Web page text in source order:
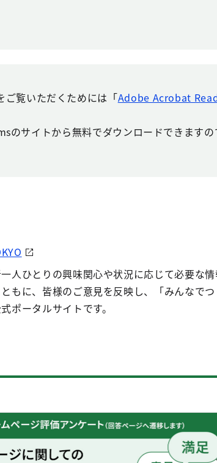
ご覧いただくためには「Adobe Acrobat
のサイトから無料でダウンロードできますの
人ひとりの興味関心や状況に応じて必要な
もに、皆様のご意見を反映し、「みんなで
ポータルサイトです。